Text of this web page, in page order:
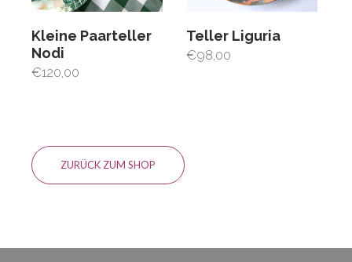
Kleine Paarteller
Nodi
€120,00
Teller Liguria
€98,00
ZURÜCK ZUM SHOP